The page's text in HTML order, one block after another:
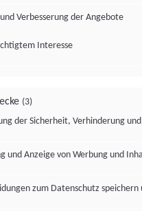
Verbesserung der Angebote
Interesse
(3)
der Sicherheit, Verhinderung
und Anzeige von Werbung und
zum Datenschutz